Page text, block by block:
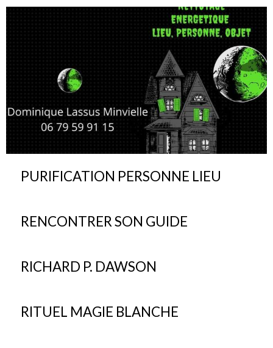
PURIFICATION PERSONNE LIEU
RENCONTRER SON GUIDE
RICHARD P. DAWSON
RITUEL MAGIE BLANCHE